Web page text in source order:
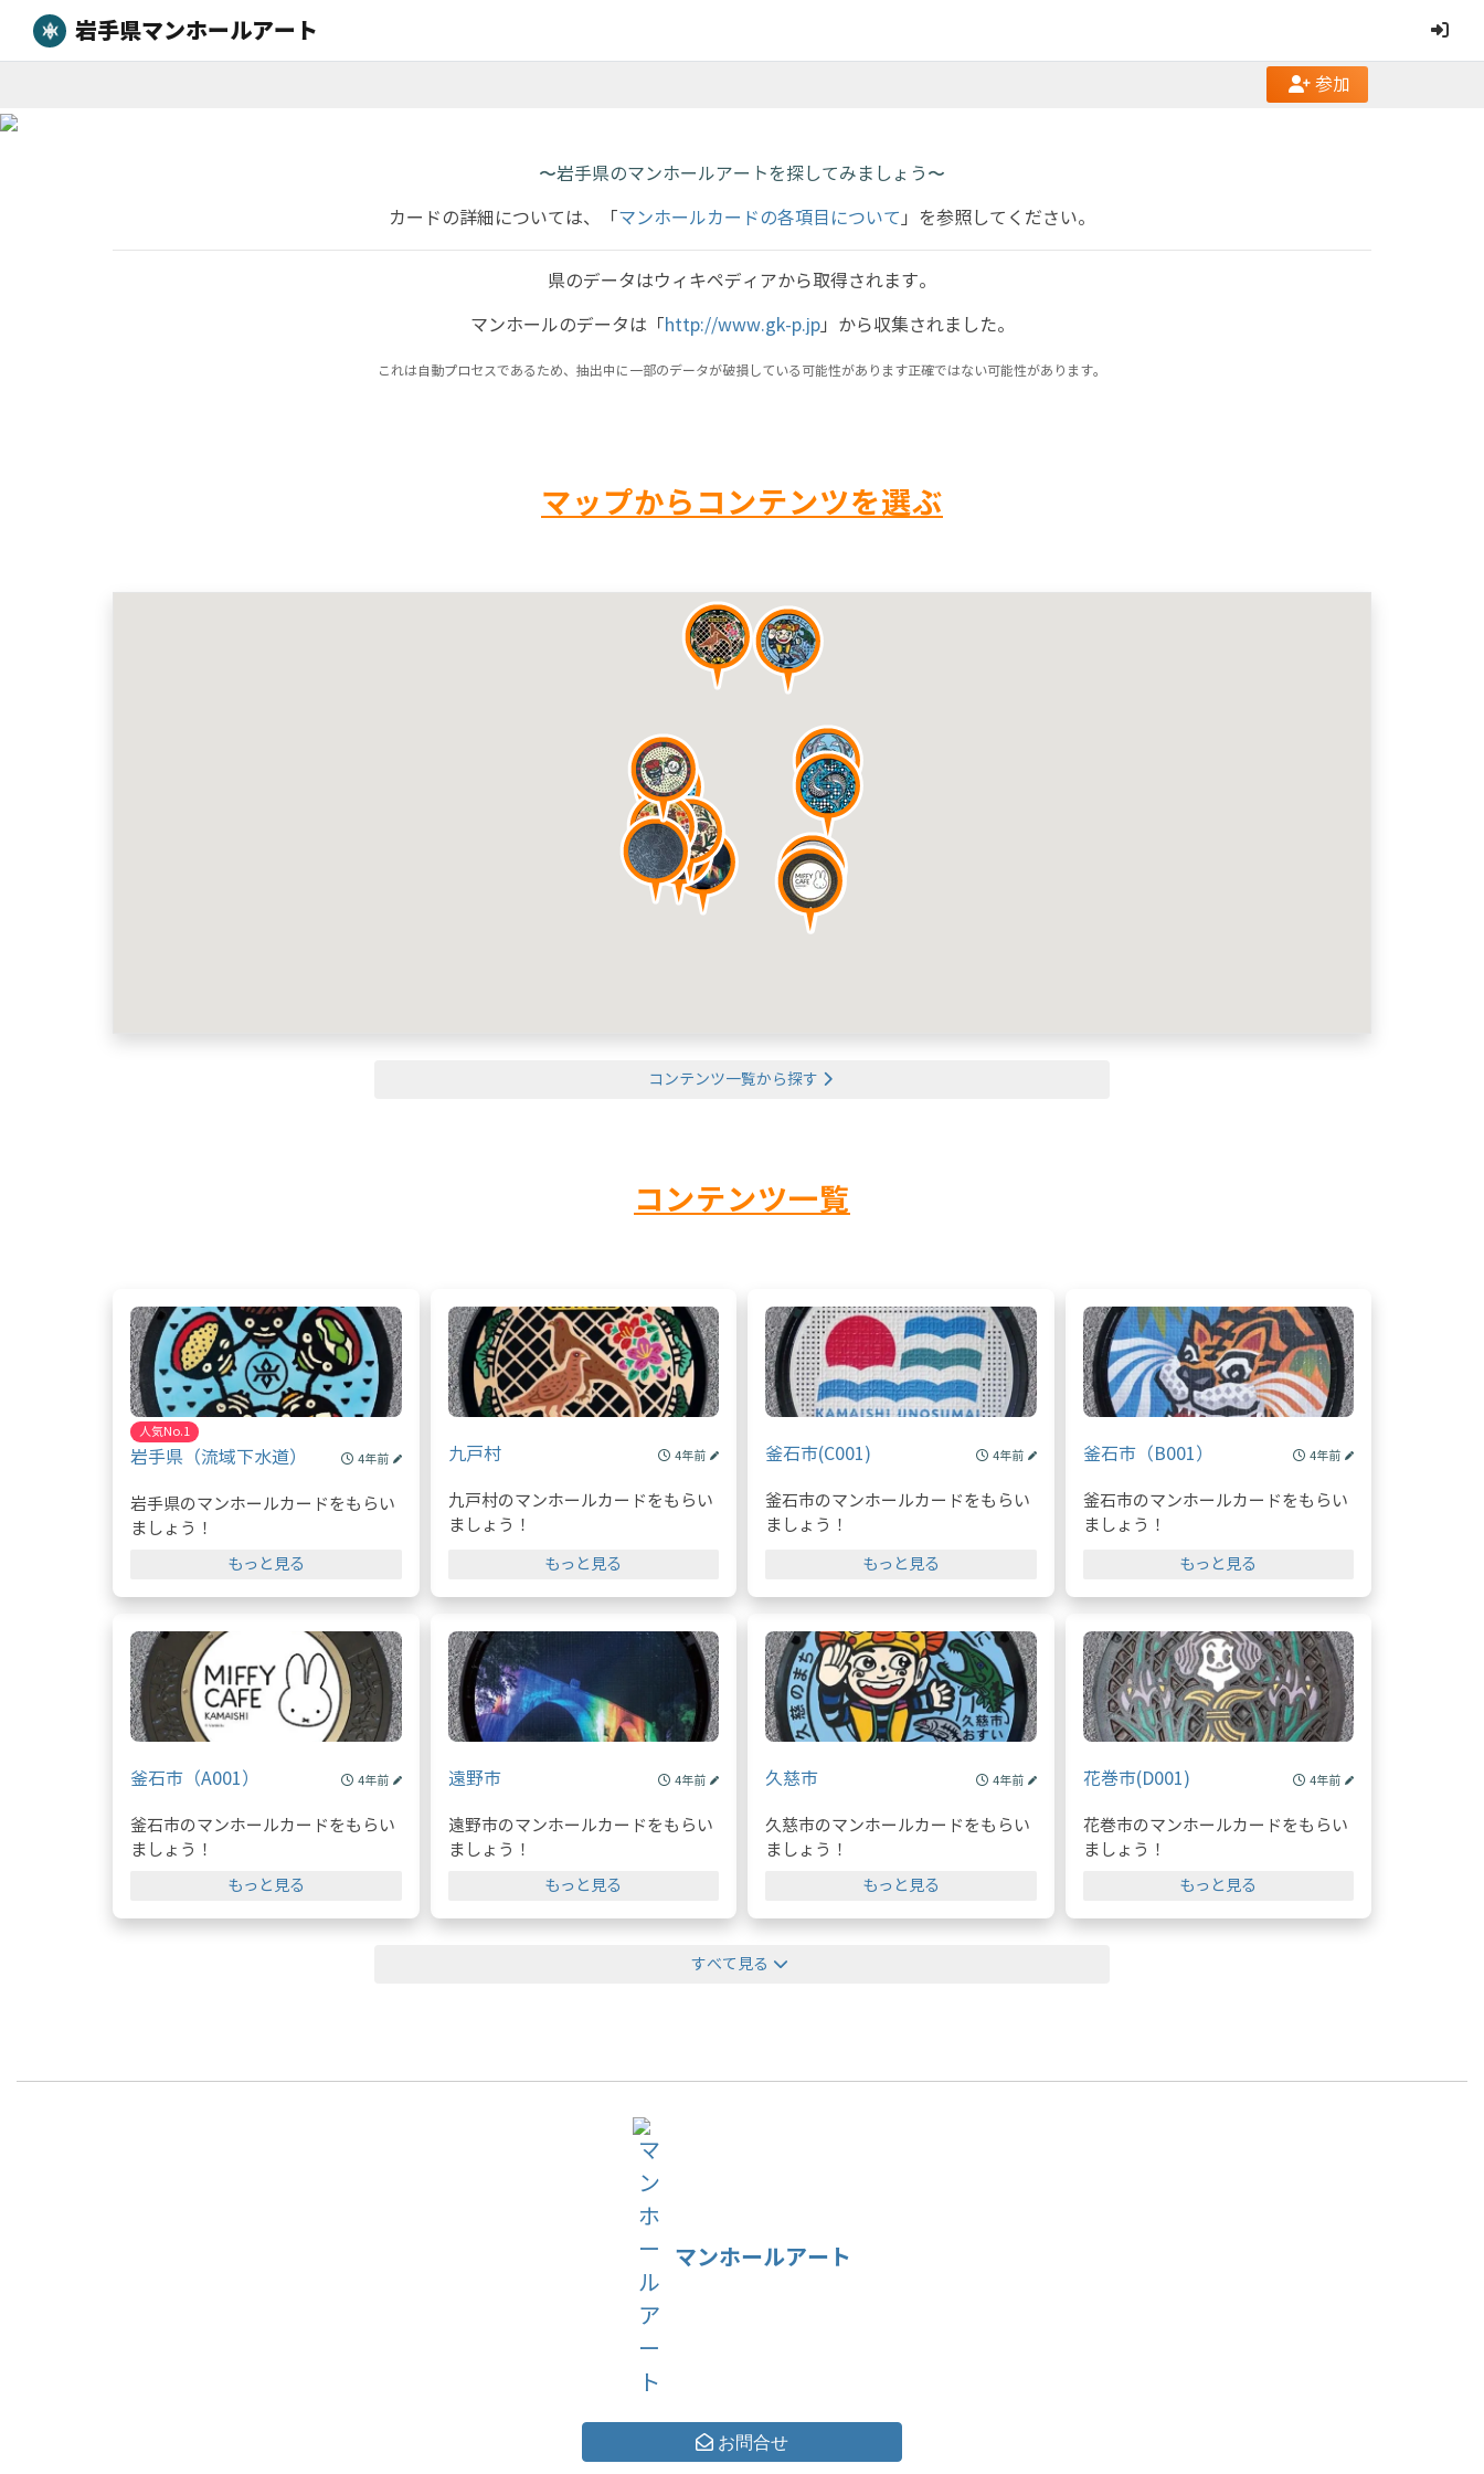
岩手県マンホールアート
参加
〜岩手県のマンホールアートを探してみましょう〜
カードの詳細については、「マンホールカードの各項目について 」を参照してください。
県のデータはウィキペディアから取得されます。
マンホールのデータは「http://www.gk-p.jp」から収集されました。
これは自動プロセスであるため、抽出中に一部のデータが破損している可能性があります正確ではない可能性があります。
マップからコンテンツを選ぶ
コンテンツ一覧から探す
コンテンツ一覧
人気No.1
岩手県（流域下水道） 4年前
岩手県のマンホールカードをもらい
ましょう！
もっと見る
九戸村 4年前
九戸村のマンホールカードをもらい
ましょう！
もっと見る
釜石市(C001) 4年前
釜石市のマンホールカードをもらい
ましょう！
もっと見る
釜石市（B001） 4年前
釜石市のマンホールカードをもらい
ましょう！
もっと見る
釜石市（A001） 4年前
釜石市のマンホールカードをもらい
ましょう！
もっと見る
遠野市 4年前
遠野市のマンホールカードをもらい
ましょう！
もっと見る
久慈市 4年前
久慈市のマンホールカードをもらい
ましょう！
もっと見る
花巻市(D001) 4年前
花巻市のマンホールカードをもらい
ましょう！
もっと見る
すべて見る
マンホールアート
お問合せ